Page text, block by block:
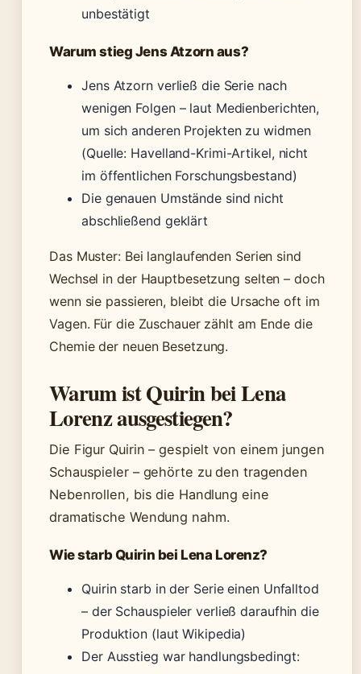
unbestätigt
Warum stieg Jens Atzorn aus?
Jens Atzorn verließ die Serie nach
wenigen Folgen – laut Medienberichten,
um sich anderen Projekten zu widmen
(Quelle: Havelland-Krimi-Artikel, nicht
im öffentlichen Forschungsbestand)
Die genauen Umstände sind nicht
abschließend geklärt
Das Muster: Bei langlaufenden Serien sind
Wechsel in der Hauptbesetzung selten – doch
wenn sie passieren, bleibt die Ursache oft im
Vagen. Für die Zuschauer zählt am Ende die
Chemie der neuen Besetzung.
Warum ist Quirin bei Lena
Lorenz ausgestiegen?
Die Figur Quirin – gespielt von einem jungen
Schauspieler – gehörte zu den tragenden
Nebenrollen, bis die Handlung eine
dramatische Wendung nahm.
Wie starb Quirin bei Lena Lorenz?
Quirin starb in der Serie einen Unfalltod
– der Schauspieler verließ daraufhin die
Produktion (laut Wikipedia)
Der Ausstieg war handlungsbedingt: